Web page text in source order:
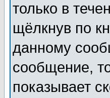
только в
щёлкнув по
данному
сообщение,
показывает